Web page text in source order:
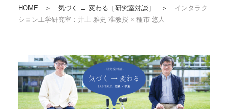
HOME ＞ 気づく → 変わる［研究室対談］ ＞ インタラク
ション工学研究室：井上 雅史 准教授 × 種市 悠人